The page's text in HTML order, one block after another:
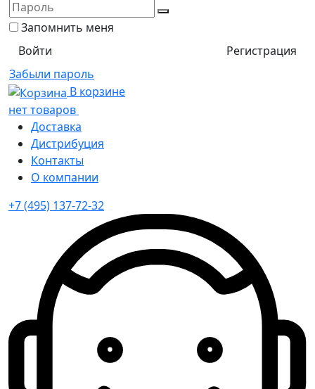
Запомнить меня
Регистрация
Забыли пароль
В корзине
нет товаров
Доставка
Дистрибуция
Контакты
О компании
+7 (495) 137-72-32